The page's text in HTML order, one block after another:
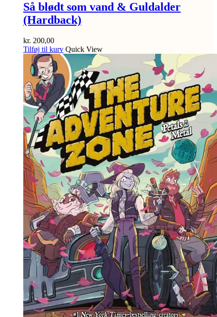
Så blødt som vand & Guldalder
(Hardback)
kr. 200,00
Tilføj til kurv Quick View